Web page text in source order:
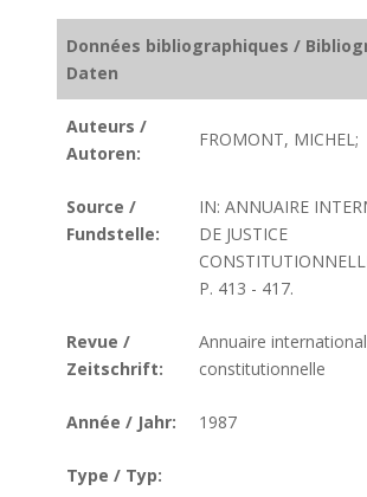
Données bibliographiques /
Daten
Auteurs /
Autoren:
FROMONT, MICHEL;
Source /
Fundstelle:
IN: ANNUAIRE
DE JUSTICE
P. 413 - 417.
Revue /
Zeitschrift:
Annuaire
constitutionnelle
Année / Jahr: 1987
Type / Typ: